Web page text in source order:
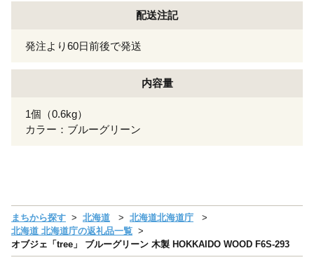
配送注記
発注より60日前後で発送
内容量
1個（0.6kg）
カラー：ブルーグリーン
まちから探す 北海道
北海道北海道庁
北海道 北海道庁の返礼品一覧
オブジェ「tree」 ブルーグリーン 木製 HOKKAIDO WOOD F6S-293